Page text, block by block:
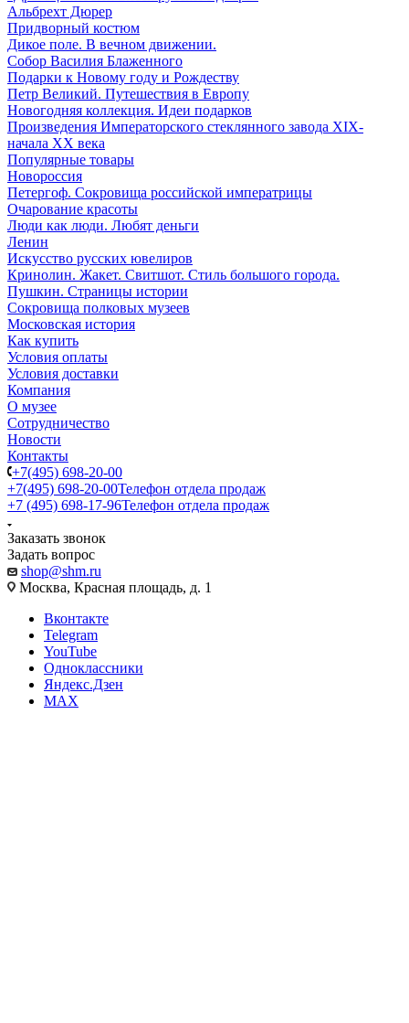
Альбрехт Дюрер
Придворный костюм
Дикое поле. В вечном движении.
Собор Василия Блаженного
Подарки к Новому году и Рождеству
Петр Великий. Путешествия в Европу
Новогодняя коллекция. Идеи подарков
Произведения Императорского стеклянного завода XIX-
начала XX века
Популярные товары
Новороссия
Петергоф. Сокровища российской императрицы
Очарование красоты
Люди как люди. Любят деньги
Ленин
Искусство русских ювелиров
Кринолин. Жакет. Свитшот. Стиль большого города.
Пушкин. Страницы истории
Сокровища полковых музеев
Московская история
Как купить
Условия оплаты
Условия доставки
Компания
О музее
Сотрудничество
Новости
Контакты
+7(495) 698-20-00
+7(495) 698-20-00Телефон отдела продаж
+7 (495) 698-17-96Телефон отдела продаж
Заказать звонок
Задать вопрос
shop@shm.ru
Москва, Красная площадь, д. 1
Вконтакте
Telegram
YouTube
Одноклассники
Яндекс.Дзен
MAX